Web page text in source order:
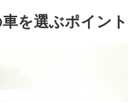
を選ぶポイン